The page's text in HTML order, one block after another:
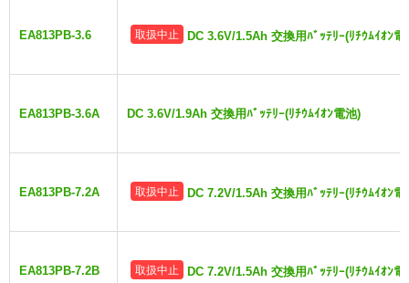
EA813PB-3.6 取扱中止 DC 3.6V/1.5Ah 交換用ﾊﾞｯﾃﾘｰ(ﾘﾁｳﾑｲｵﾝ電
EA813PB-3.6A DC 3.6V/1.9Ah 交換用ﾊﾞｯﾃﾘｰ(ﾘﾁｳﾑｲｵﾝ電池)
EA813PB-7.2A 取扱中止 DC 7.2V/1.5Ah 交換用ﾊﾞｯﾃﾘｰ(ﾘﾁｳﾑｲｵﾝ電
EA813PB-7.2B 取扱中止 DC 7.2V/1.5Ah 交換用ﾊﾞｯﾃﾘｰ(ﾘﾁｳﾑｲｵﾝ電